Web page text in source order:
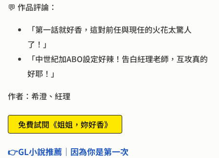
💬 作品評論：
「第一話就好香，這對前任與現任的火花太驚人
了！」
「中世紀加ABO設定好辣！告白紝理老師，互攻真的
好耶！」
作者：希澄、紝理
免費試閱《姐姐，妳好香》
👉GL小說推薦｜因為你是第一次